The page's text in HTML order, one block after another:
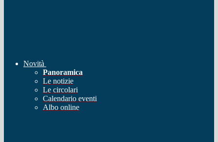
Novità
Panoramica
Le notizie
Le circolari
Calendario eventi
Albo online